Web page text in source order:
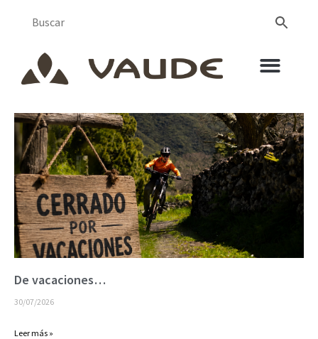
De vacaciones…
30/07/2026
Leer más »